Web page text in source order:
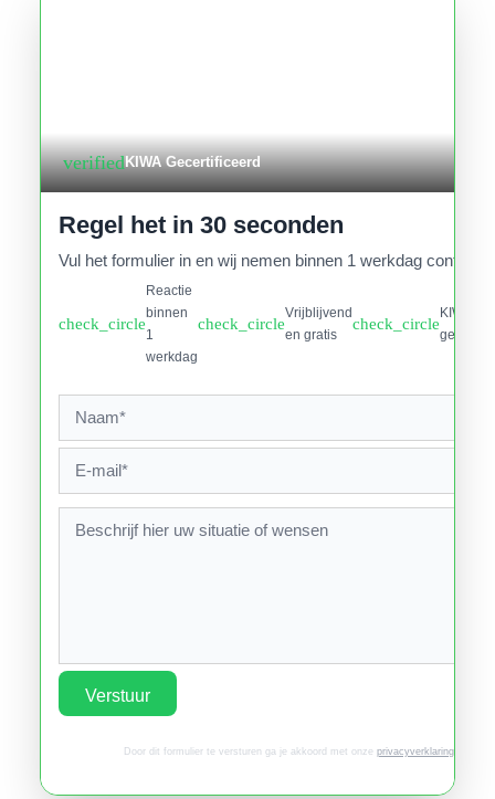
verifiedKIWA Gecertificeerd
Regel het in 30 seconden
Vul het formulier in en wij nemen binnen 1 werkdag contact
check_circle
Reactie
binnen
1
werkdag
check_circle
Vrijblijvend
en gratis
check_circle
KIWA
Verstuur
Door dit formulier te versturen ga je akkoord met onze privacyverklaring.